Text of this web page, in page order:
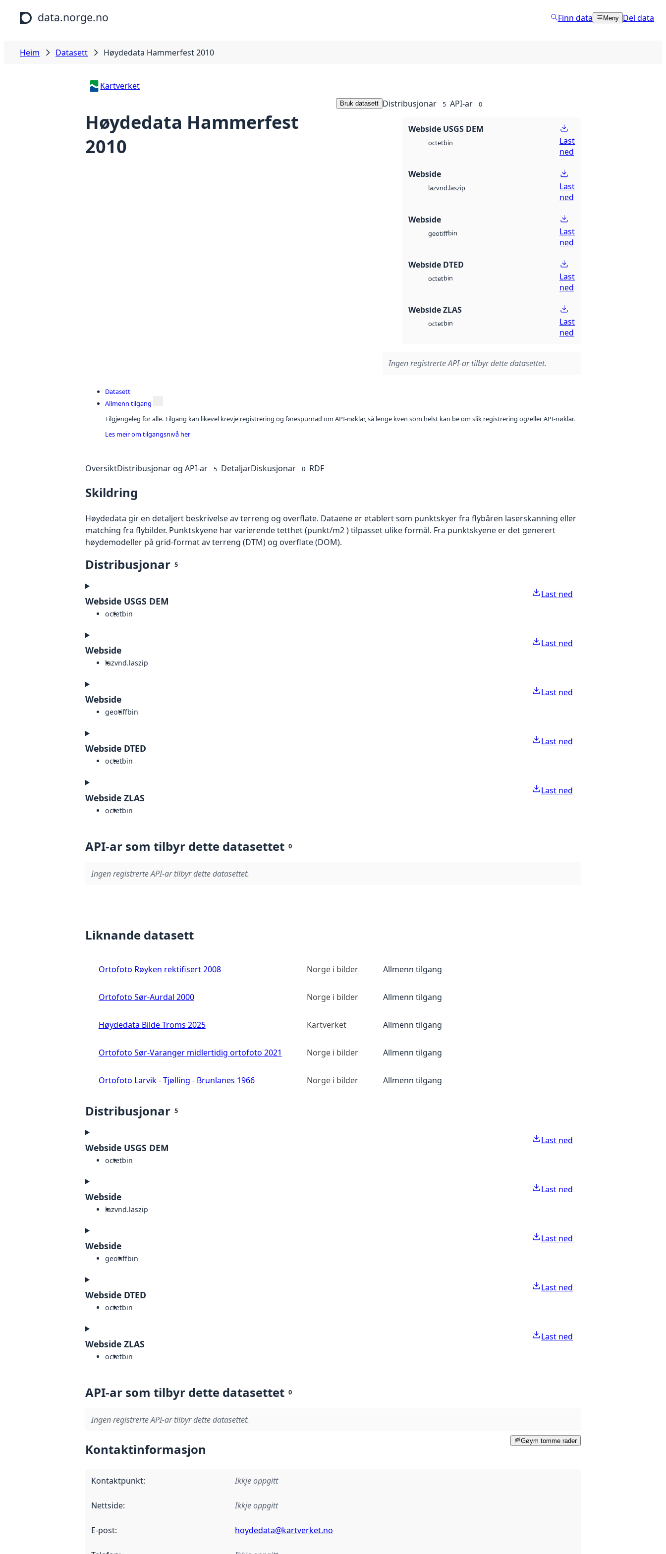
Hopp til hovudinnhald
data.norge.no Finn data Meny Del data
Heim Datasett Høydedata Hammerfest 2010
Kartverket
Høydedata Hammerfest
2010
Bruk datasett Distribusjonar 5 API-ar 0
Webside USGS DEM
octetbin
Last
ned
Webside
lazvnd.laszip
Last
ned
Webside
geotiffbin
Last
ned
Webside DTED
octetbin
Last
ned
Webside ZLAS
octetbin
Last
ned
Ingen registrerte API-ar tilbyr dette datasettet.
Datasett
Allmenn tilgang
Tilgjengeleg for alle. Tilgang kan likevel krevje registrering og førespurnad om API-nøklar, så lenge kven som helst kan be om slik registrering og/eller API-nøklar.
Les meir om tilgangsnivå her
OversiktDistribusjonar og API-ar 5 DetaljarDiskusjonar 0 RDF
Skildring
Høydedata gir en detaljert beskrivelse av terreng og overflate. Dataene er etablert som punktskyer fra flybåren laserskanning eller
matching fra flybilder. Punktskyene har varierende tetthet (punkt/m2 ) tilpasset ulike formål. Fra punktskyene er det generert
høydemodeller på grid-format av terreng (DTM) og overflate (DOM).
Distribusjonar 5
Webside USGS DEM
octetbin
Last ned
Webside
lazvnd.laszip
Last ned
Webside
geotiffbin
Last ned
Webside DTED
octetbin
Last ned
Webside ZLAS
octetbin
Last ned
API-ar som tilbyr dette datasettet 0
Ingen registrerte API-ar tilbyr dette datasettet.
Liknande datasett
Ortofoto Røyken rektifisert 2008 Norge i bilder Allmenn tilgang
Ortofoto Sør-Aurdal 2000 Norge i bilder Allmenn tilgang
Høydedata Bilde Troms 2025 Kartverket Allmenn tilgang
Ortofoto Sør-Varanger midlertidig ortofoto 2021 Norge i bilder Allmenn tilgang
Ortofoto Larvik - Tjølling - Brunlanes 1966 Norge i bilder Allmenn tilgang
Distribusjonar 5
Webside USGS DEM
octetbin
Last ned
Webside
lazvnd.laszip
Last ned
Webside
geotiffbin
Last ned
Webside DTED
octetbin
Last ned
Webside ZLAS
octetbin
Last ned
API-ar som tilbyr dette datasettet 0
Ingen registrerte API-ar tilbyr dette datasettet.
Gøym tomme rader
Kontaktinformasjon
Kontaktpunkt: Ikkje oppgitt
Nettside: Ikkje oppgitt
E-post: hoydedata@kartverket.no